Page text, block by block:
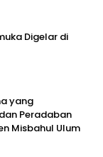
Digelar di
yang
Peradaban
Misbahul Ulum